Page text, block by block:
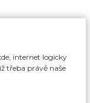
internet logicky
třeba právě naše